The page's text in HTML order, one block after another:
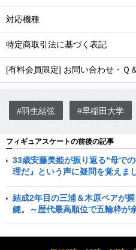
対応機種
特定商取引法に基づく表記
[有料会員限定] お問い合わせ・Ｑ
#羽生結弦 #早稲田大学
フィギュアスケートの前後の記事
33歳安藤美姫が振り返る“母で
理だ』という声に疑問を覚えま
結成2年目の三浦＆木原ペアが
鍵。～歴代最高順位で五輪枠が